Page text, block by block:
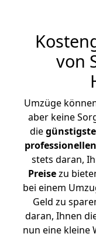
von
Umzüge
aber keine
diegünstigste
stets daran,
Preisezu
bei einem
Geld zu
daran, Ihnen
nun eine kleine